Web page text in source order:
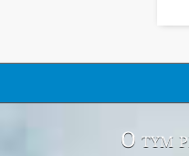
O tym